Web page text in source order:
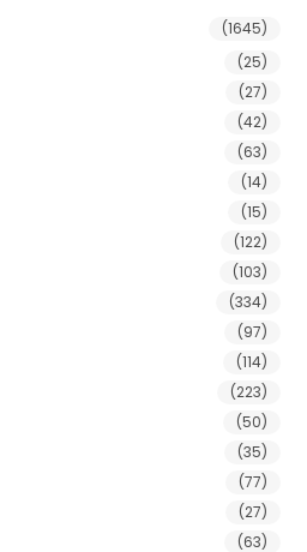
(1645)
(25)
(27)
(42)
(63)
(14)
(15)
(122)
(103)
(334)
(97)
(114)
(223)
(50)
(35)
(77)
(27)
(63)